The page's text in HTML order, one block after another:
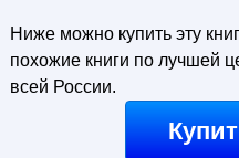
Ниже можно купить эту
похожие книги по лучшей
всей России.